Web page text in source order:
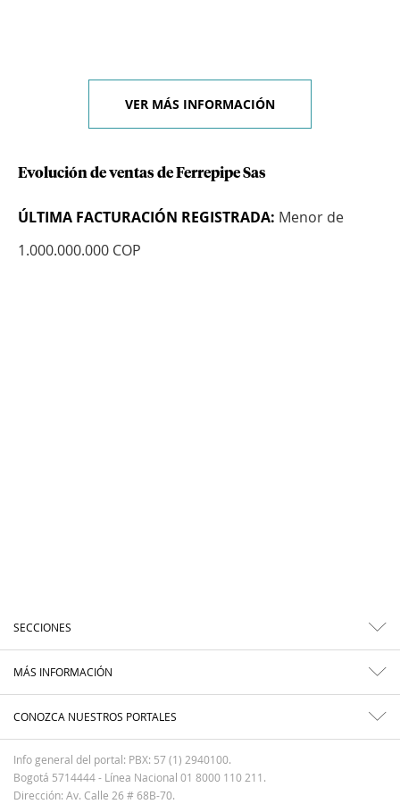
VER MÁS INFORMACIÓN
Evolución de ventas de Ferrepipe Sas
ÚLTIMA FACTURACIÓN REGISTRADA: Menor de
1.000.000.000 COP
SECCIONES
MÁS INFORMACIÓN
CONOZCA NUESTROS PORTALES
Info general del portal: PBX: 57 (1) 2940100.
Bogotá 5714444 - Línea Nacional 01 8000 110 211.
Dirección: Av. Calle 26 # 68B-70.